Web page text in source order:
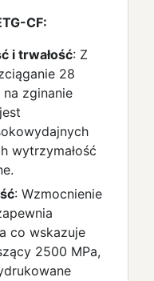
CF:
i trwałość: Z
28
na zginanie
wytrzymałość
: Wzmocnienie
co wskazuje
2500 MPa,